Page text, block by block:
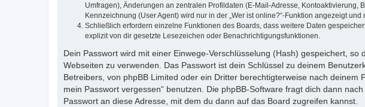
Umfragen), Änderungen an zentralen Profildaten (E-Mail-Adresse,
Kennzeichnung (User Agent) wird nur in der „Wer ist online?“-Funktion angezeigt und
Schließlich erfordern einzelne Funktionen des Boards, dass weitere Daten
explizit von dir gesetzte Lesezeichen oder Benachrichtigungsfunktionen.
Dein Passwort wird mit einer Einwege-Verschlüsselung (Hash) gespeichert,
Webseiten zu verwenden. Das Passwort ist dein Schlüssel zu deinem
Betreibers, von phpBB Limited oder ein Dritter berechtigterweise nach
mein Passwort vergessen“ benutzen. Die phpBB-Software fragt dich dann
Passwort an diese Adresse, mit dem du dann auf das Board zugreifen kannst.